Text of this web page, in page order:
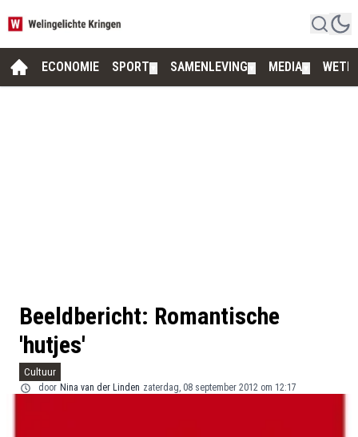
ECONOMIE SPORT SAMENLEVING MEDIA
Beeldbericht: Romantische
'hutjes'
Cultuur
door Nina van der Linden zaterdag, 08 september 2012 om 12:17